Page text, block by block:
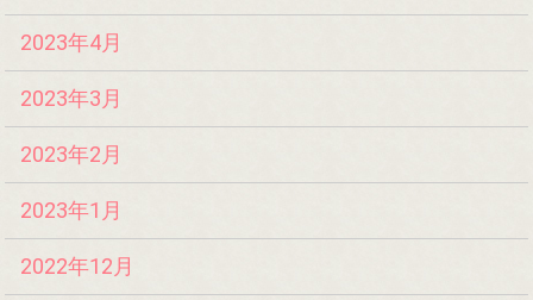
2023年4月
2023年3月
2023年2月
2023年1月
2022年12月